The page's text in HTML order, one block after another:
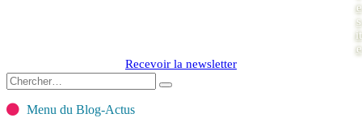
e
s
it
e
Recevoir la newsletter
Menu du Blog-Actus